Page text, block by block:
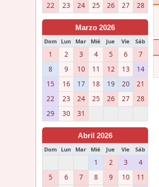
22
23 24 25 26 27 28
Marzo 2026
Dom Lun Mar Mié Jue Vie Sáb
1 2 3 4 5 6
7
8
9 10 11 12 13
14
15
16 17 18 19 20
21
22
23 24 25 26 27
28
29
30 31
Abril 2026
Dom Lun Mar Mié Jue Vie Sáb
1 2 3
4
5
6 7 8 9 10 11